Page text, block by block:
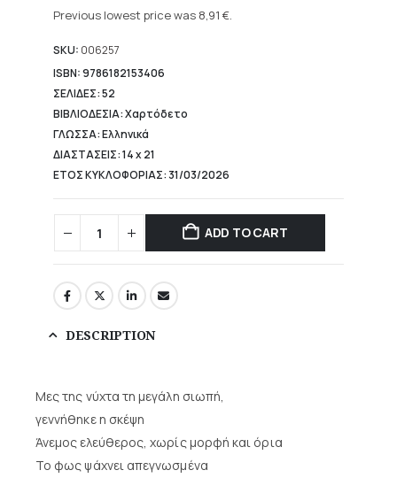
9,90 €.
price
8,91 €.
Previous lowest price was 8,91 €.
SKU: 006257
ISBN: 9786182153406
ΣΕΛΙΔΕΣ: 52
ΒΙΒΛΙΟΔΕΣΙΑ: Χαρτόδετο
ΓΛΩΣΣΑ: Ελληνικά
ΔΙΑΣΤΑΣΕΙΣ: 14 x 21
ΕΤΟΣ ΚΥΚΛΟΦΟΡΙΑΣ: 31/03/2026
ADD TO CART
DESCRIPTION
Μες της νύχτα τη μεγάλη σιωπή,
γεννήθηκε η σκέψη
Άνεμος ελεύθερος, χωρίς μορφή και όρια
Το φως ψάχνει απεγνωσμένα